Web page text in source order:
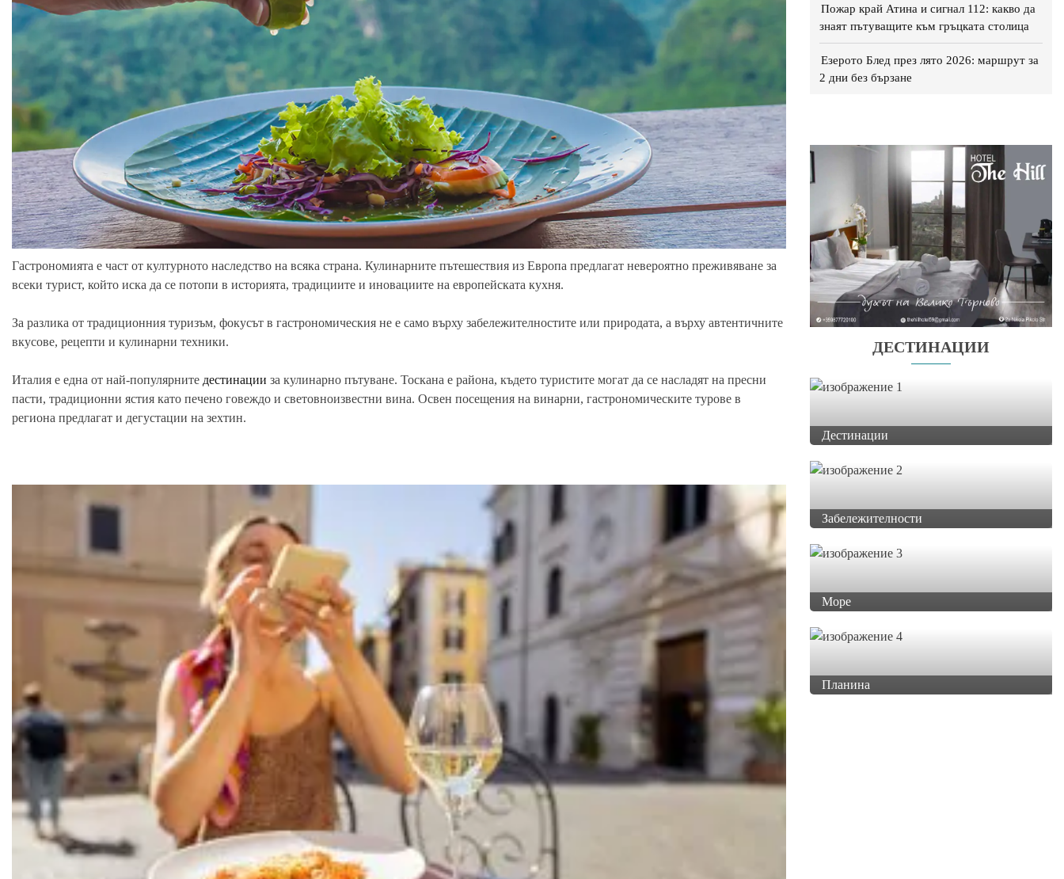
Пожар край Атина и сигнал 112: какво да
знаят пътуващите към гръцката столица
Езерото Блед през лято 2026: маршрут за
2 дни без бързане
ДЕСТИНАЦИИ
Дестинации
Забележителности
Море
Планина
Гастрономията е част от културното наследство на всяка страна. Кулинарните пътешествия из Европа предлагат невероятно преживяване за
всеки турист, който иска да се потопи в историята, традициите и иновациите на европейската кухня.
За разлика от традиционния туризъм, фокусът в гастрономическия не е само върху забележителностите или природата, а върху автентичните
вкусове, рецепти и кулинарни техники.
Италия е една от най-популярните дестинации за кулинарно пътуване. Тоскана е района, където туристите могат да се насладят на пресни
пасти, традиционни ястия като печено говеждо и световноизвестни вина. Освен посещения на винарни, гастрономическите турове в
региона предлагат и дегустации на зехтин.